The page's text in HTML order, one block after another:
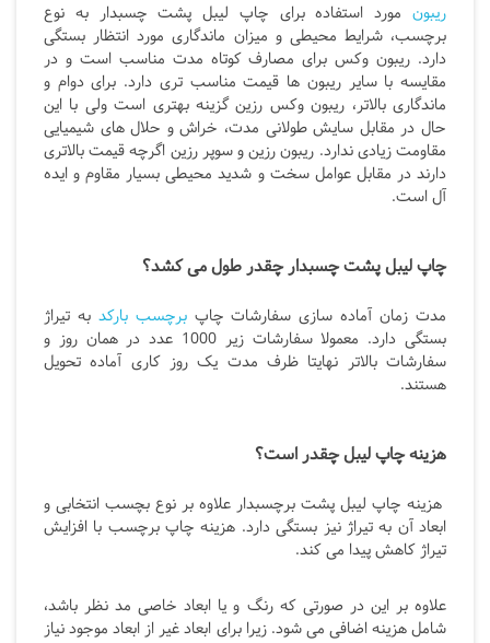
ریبون مورد استفاده برای چاپ لیبل پشت چسبدار به نوع
برچسب، شرایط محیطی و میزان ماندگاری مورد انتظار بستگی
دارد. ریبون وکس برای مصارف کوتاه مدت مناسب است و در
مقایسه با سایر ریبون ها قیمت مناسب تری دارد. برای دوام و
ماندگاری بالاتر، ریبون وکس رزین گزینه بهتری است ولی با این
حال در مقابل سایش طولانی مدت، خراش و حلال های شیمیایی
مقاومت زیادی ندارد. ریبون رزین و سوپر رزین اگرچه قیمت بالاتری
دارند در مقابل عوامل سخت و شدید محیطی بسیار مقاوم و ایده
آل است.
چاپ لیبل پشت چسبدار چقدر طول می کشد؟
مدت زمان آماده سازی سفارشات چاپبرچسب بارکد به تیراژ
بستگی دارد. معمولا سفارشات زیر 1000 عدد در همان روز و
سفارشات بالاتر نهایتا ظرف مدت یک روز کاری آماده تحویل
هستند.
هزینه چاپ لیبل چقدر است؟
هزینه چاپ لیبل پشت برچسبدار علاوه بر نوع بچسب انتخابی و
ابعاد آن به تیراژ نیز بستگی دارد. هزینه چاپ برچسب با افزایش
تیراژ کاهش پیدا می کند.
علاوه بر این در صورتی که رنگ و یا ابعاد خاصی مد نظر باشد،
شامل هزینه اضافی می شود. زیرا برای ابعاد غیر از ابعاد موجود نیاز